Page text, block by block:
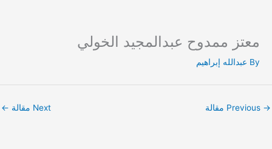
content
معتز ممدوح عبدالمجيد الخولي
By عبدالله إبراهيم
→ Next مقالة ←